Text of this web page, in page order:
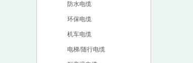
防水电缆
环保电缆
机车电缆
电梯/随行电缆